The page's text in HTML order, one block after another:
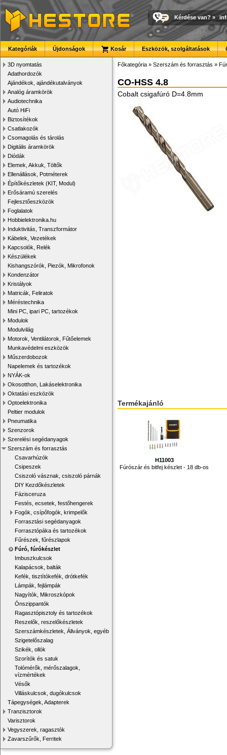
Kérdése van? »
Kategóriák Újdonságok Kosár Eszközök, szolgáltatások
3D nyomtatás
Adathordozók
Ajándékok, ajándékutalványok
Analóg áramkörök
Audiotechnika
Autó HiFi
Biztosítékok
Csatlakozók
Csomagolás és tárolás
Digitális áramkörök
Diódák
Elemek, Akkuk, Töltők
Ellenállások, Potméterek
Építőkészletek (KIT, Modul)
Erősáramú szerelés
Fejlesztőeszközök
Foglalatok
Hobbielektronika.hu
Induktivitás, Transzformátor
Kábelek, Vezetékek
Kapcsolók, Relék
Készülékek
Kishangszórók, Piezók, Mikrofonok
Kondenzátor
Kristályok
Matricák, Feliratok
Méréstechnika
Mini PC, ipari PC, tartozékok
Modulok
Modulvilág
Motorok, Ventilátorok, Fűtőelemek
Munkavédelmi eszközök
Műszerdobozok
Napelemek és tartozékok
NYÁK-ok
Okosotthon, Lakáselektronika
Oktatási eszközök
Optoelektronika
Peltier modulok
Pneumatika
Szenzorok
Szerelési segédanyagok
Szerszám és forrasztás
Csavarhúzók
Csipeszek
Csiszoló vásznak, csiszoló párnák
DIY Kezdőkészletek
Fázisceruza
Festés, ecsetek, festőhengerek
Fogók, csípőfogók, krimpelők
Forrasztási segédanyagok
Forrasztópáka és tartozékok
Fűrészek, fűrészlapok
Fúró, fúrókészlet
Imbuszkulcsok
Kalapácsok, balták
Kefék, tisztítókefék, drótkefék
Lámpák, fejlámpák
Nagyítók, Mikroszkópok
Ónszippantók
Ragasztópisztoly és tartozékok
Reszelők, reszelőkészletek
Szerszámkészletek, Állványok, egyéb
Szigetelőszalag
Szikék, ollók
Szorítók és satuk
Tolómérők, mérőszalagok,
vízmértékek
Vésők
Villáskulcsok, dugókulcsok
Tápegységek, Adapterek
Tranzisztorok
Varisztorok
Vegyszerek, ragasztók
Zavarszűrők, Ferritek
Főkategória » Szerszám és forrasztás »
CO-HSS 4.8
Cobalt csigafúró D=4.8mm
Termékajánló
H11003
Fúrószár és bitfej készlet - 18 db-os